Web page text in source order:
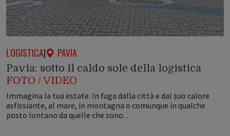
LOGISTICA| PAVIA
Pavia: sotto il caldo sole della logistica
FOTO / VIDEO
Immagina la tua estate. In fuga dalla città e dal suo calore
asfissiante, al mare, in montagna o comunque in qualche
posto lontano da quelle che sono…